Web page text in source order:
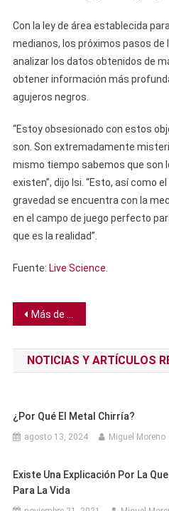
Con la ley de área establecida
medianos, los próximos pasos
analizar los datos obtenidos de
obtener información más
agujeros negros.
“Estoy obsesionado con estos
son. Son extremadamente
mismo tiempo sabemos que son
existen”, dijo Isi. “Esto, así como
gravedad se encuentra con la
en el campo de juego perfecto
que es la realidad”.
Fuente: Live Science
Navegación
de
entradas
Más de un millón de personas murieron a causa de los combustibles fósiles en 2017, revela un estudio
NOTICIAS Y ARTÍCULOS
¿Por Qué El Metal Chirría?
agosto 13, 2024 Miguel Moreno
Existe Una Explicación Por La
Para La Vida